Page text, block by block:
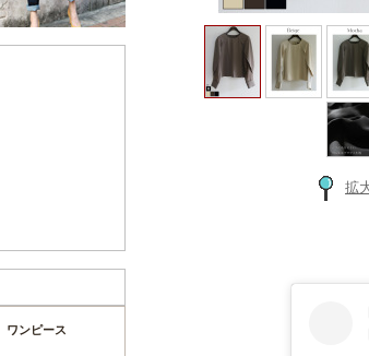
ワンピース
拡